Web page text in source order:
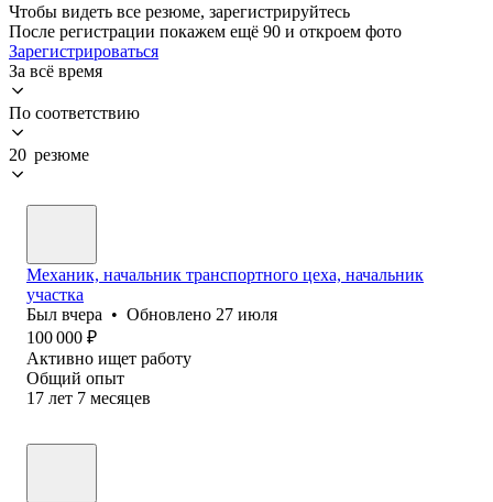
Чтобы видеть все резюме, зарегистрируйтесь
После регистрации покажем ещё 90 и откроем фото
Зарегистрироваться
За всё время
По соответствию
20 резюме
Механик, начальник транспортного цеха, начальник
участка
Был вчера • Обновлено 27 июля
100 000 ₽
Активно ищет работу
Общий опыт
17 лет 7 месяцев